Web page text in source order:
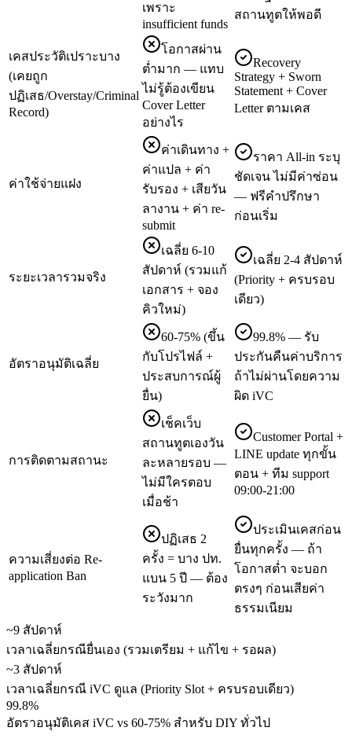
เพราะ
insufficient funds
สถานทูตให้พอดี
เคสประวัติเปราะบาง
(เคยถูก
ปฏิเสธ/Overstay/Criminal
Record)
โอกาสผ่าน
ต่ำมาก — แทบ
ไม่รู้ต้องเขียน
Cover Letter
อย่างไร
Recovery
Strategy + Sworn
Statement + Cover
Letter ตามเคส
ค่าใช้จ่ายแฝง
ค่าเดินทาง +
ค่าแปล + ค่า
รับรอง + เสียวัน
ลางาน + ค่า re-
submit
ราคา All-in ระบุ
ชัดเจน ไม่มีค่าซ่อน
— ฟรีคำปรึกษา
ก่อนเริ่ม
ระยะเวลารวมจริง
เฉลี่ย 6-10
สัปดาห์ (รวมแก้
เอกสาร + จอง
คิวใหม่)
เฉลี่ย 2-4 สัปดาห์
(Priority + ครบรอบ
เดียว)
อัตราอนุมัติเฉลี่ย
60-75% (ขึ้น
กับโปรไฟล์ +
ประสบการณ์ผู้
ยื่น)
99.8% — รับ
ประกันคืนค่าบริการ
ถ้าไม่ผ่านโดยความ
ผิด iVC
การติดตามสถานะ
เช็คเว็บ
สถานทูตเองวัน
ละหลายรอบ —
ไม่มีใครตอบ
เมื่อช้า
Customer Portal +
LINE update ทุกขั้น
ตอน + ทีม support
09:00-21:00
ความเสี่ยงต่อ Re-
application Ban
ปฏิเสธ 2
ครั้ง = บาง ปท.
แบน 5 ปี — ต้อง
ระวังมาก
ประเมินเคสก่อน
ยื่นทุกครั้ง — ถ้า
โอกาสต่ำ จะบอก
ตรงๆ ก่อนเสียค่า
ธรรมเนียม
~9 สัปดาห์
เวลาเฉลี่ยกรณียื่นเอง (รวมเตรียม + แก้ไข + รอผล)
~3 สัปดาห์
เวลาเฉลี่ยกรณี iVC ดูแล (Priority Slot + ครบรอบเดียว)
99.8%
อัตราอนุมัติเคส iVC vs 60-75% สำหรับ DIY ทั่วไป